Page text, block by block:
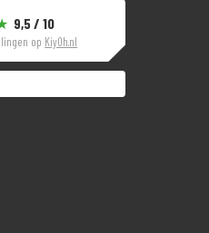
9,5 / 10
op KiyOh.nl